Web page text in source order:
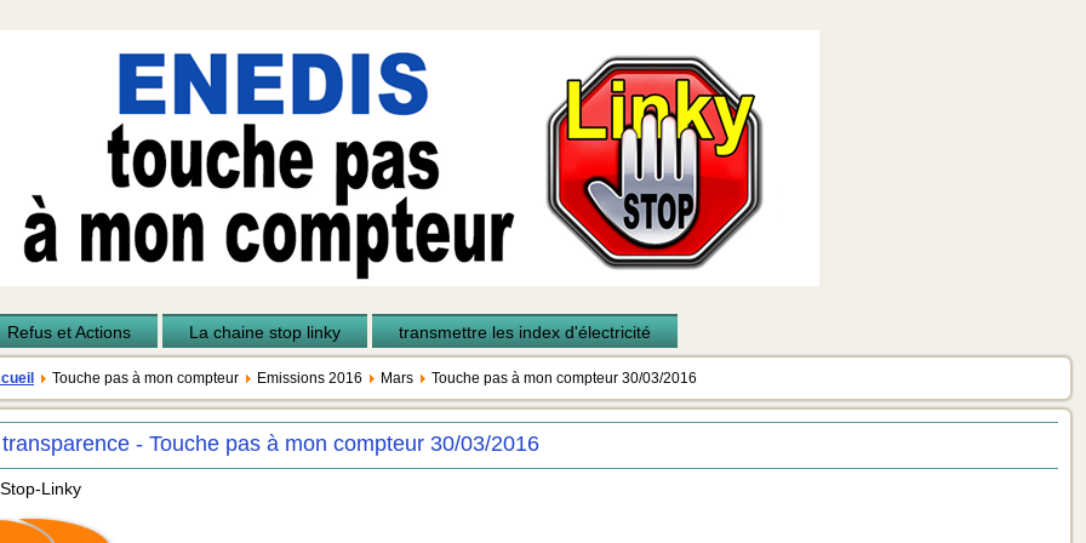
Refus et Actions La chaine stop linky transmettre les index d'électricité
Touche pas à mon compteur Emissions 2016 Mars Touche pas à mon compteur 30/03/2016
- Touche pas à mon compteur 30/03/2016
Linky